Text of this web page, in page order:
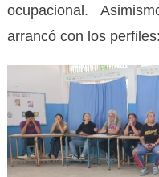
ocupacional.
arrancó con los